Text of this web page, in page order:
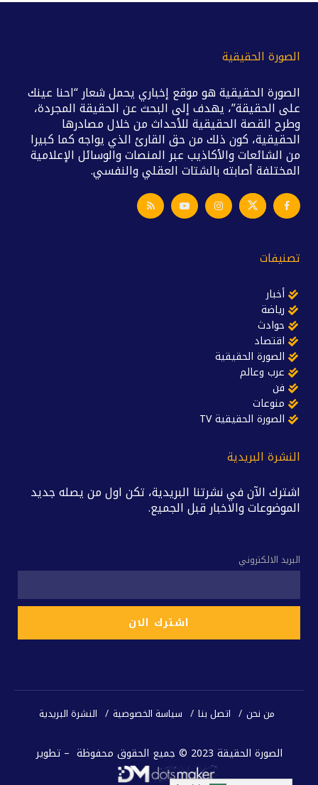
الصورة الحقيقية
الصورة الحقيقية هو موقع إخباري يحمل شعار “احنا عينك
على الحقيقة”، يهدف إلى البحث عن الحقيقة المجردة،
وطرح القصة الحقيقية للأحداث من خلال مصادرها
الحقيقية، كون ذلك من حق القارئ الذي يواجه كما كبيرا
من الشائعات والأكاذيب عبر المنصات والوسائل الإعلامية
المختلفة أصابته بالشتات العقلي والنفسي.
تصنيفات
أخبار
رياضة
حوادث
اقتصاد
الصورة الحقيقية
عرب وعالم
فن
منوعات
الصورة الحقيقية TV
النشرة البريدية
اشترك الآن في نشرتنا البريدية، تكن اول من يصله جديد
الموضوعات والاخبار قبل الجميع.
البريد الالكتروني
من نحن اتصل بنا سياسة الخصوصية النشرة البريدية
الصورة الحقيقة 2023 © جميع الحقوق محفوظة – تطوير